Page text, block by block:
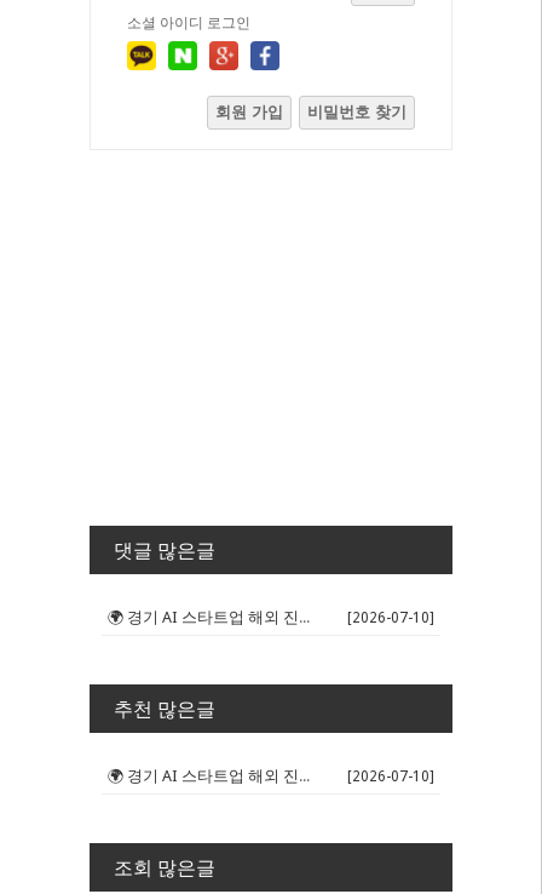
소셜 아이디 로그인
회원 가입 비밀번호 찾기
댓글 많은글
🌍 경기 AI 스타트업 해외 진출 판... [2026-07-10]
추천 많은글
🌍 경기 AI 스타트업 해외 진출 판... [2026-07-10]
조회 많은글